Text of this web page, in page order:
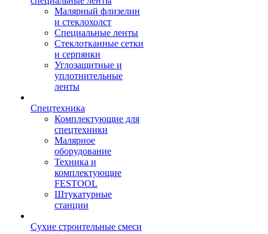
Малярный флизелин
и стеклохолст
Специальные ленты
Стеклотканные сетки
и серпянки
Углозащитные и
уплотнительные
ленты
Спецтехника
Комплектующие для
спецтехники
Малярное
оборудование
Техника и
комплектующие
FESTOOL
Штукатурные
станции
Сухие строительные смеси